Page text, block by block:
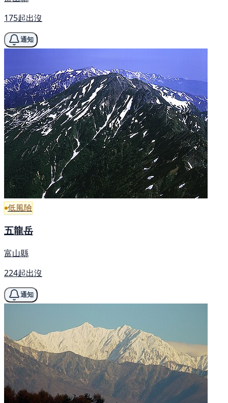
175起出沒
通知
低風險
五龍岳
富山縣
224起出沒
通知